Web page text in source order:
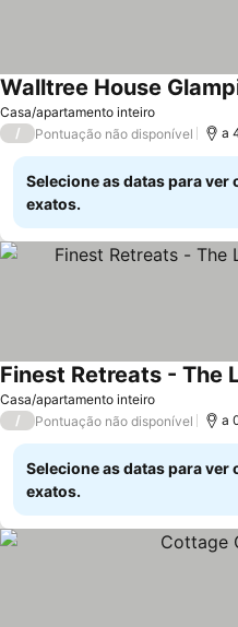
Casa/apartamento inteiro
/ Pontuação não disponível a
Selecione as datas para ver
exatos.
Casa/apartamento inteiro
/ Pontuação não disponível a
Selecione as datas para ver
exatos.